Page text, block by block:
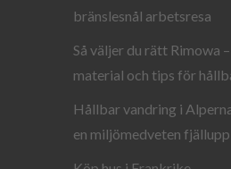
bränslesnål arbetsresa
Så väljer du rätt Rimowa
material och tips för
Hållbar vandring i
en miljömedveten